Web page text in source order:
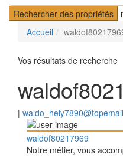
Rechercher des propriétés
Accueil
Vos résultats de recherche
|
waldof80217969
Notre métier, vous